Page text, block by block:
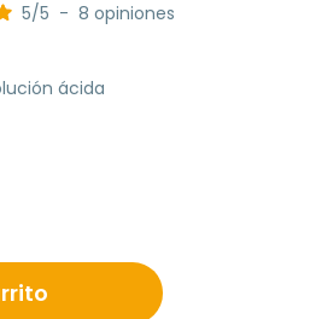
5/5 - 8 opiniones
ácida